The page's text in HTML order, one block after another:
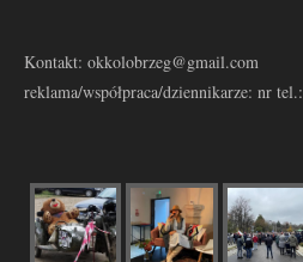
Kontakt: okkolobrzeg@gmail.com
reklama/współpraca/dziennikarze: nr tel.: